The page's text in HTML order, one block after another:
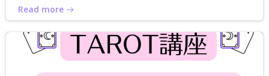
Read more